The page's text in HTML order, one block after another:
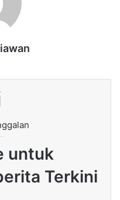
untuk
Terkini